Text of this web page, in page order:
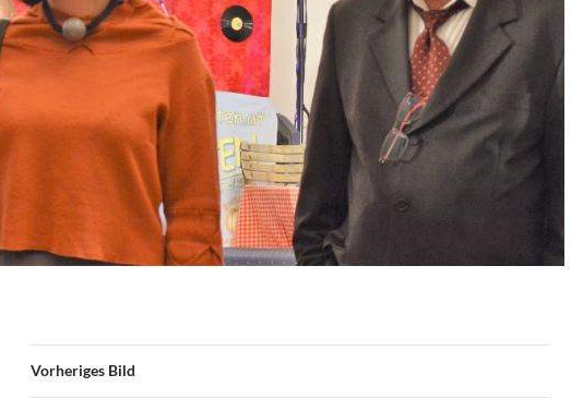
Vorheriges Bild